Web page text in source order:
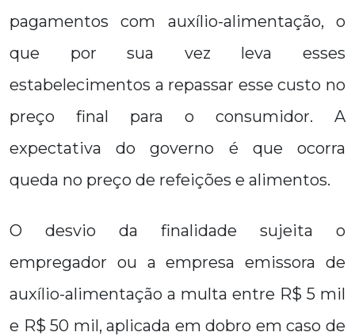
pagamentos com auxílio-alimentação, o
que por sua vez leva esses
estabelecimentos a repassar esse custo no
preço final para o consumidor. A
expectativa do governo é que ocorra
queda no preço de refeições e alimentos.
O desvio da finalidade sujeita o
empregador ou a empresa emissora de
auxílio-alimentação a multa entre R$ 5 mil
e R$ 50 mil, aplicada em dobro em caso de